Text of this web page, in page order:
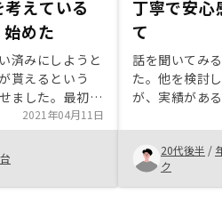
えている
めた
済みにしようと
貰えるという
ました。最初は
のですが、担当
資のメリットデ
ロソフィーなど
再提案にも快く
別の企業から提
2021年04月11日
丁寧で安心
て
話を聞いてみ
た。他を検討
が、実績があ
担当の竹内さ
ともよかった
20代後半 /
ク